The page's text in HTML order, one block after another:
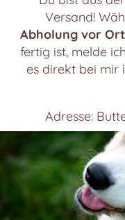
Versand!
Abholung vor Ort
fertig ist, melde
es direkt bei mir
Adresse: